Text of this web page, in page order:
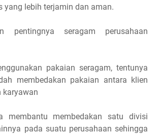
yang lebih terjamin dan aman.
pentingnya seragam perusahaan
pakaian seragam, tentunya
membedakan pakaian antara klien
karyawan
membantu membedakan satu divisi
pada suatu perusahaan sehingga